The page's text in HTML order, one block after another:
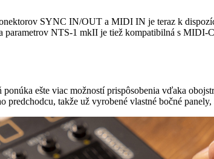
SYNC IN/OUT a MIDI IN je teraz k
NTS-1 mkII je tiež kompatibilná s MIDI-
ešte viac možností prispôsobenia vďaka
takže už vyrobené vlastné bočné